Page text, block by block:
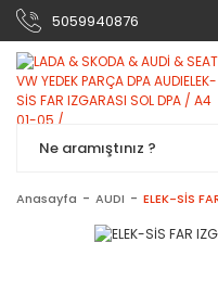
5059940876
Anasayfa AUDI ELEK-SİS